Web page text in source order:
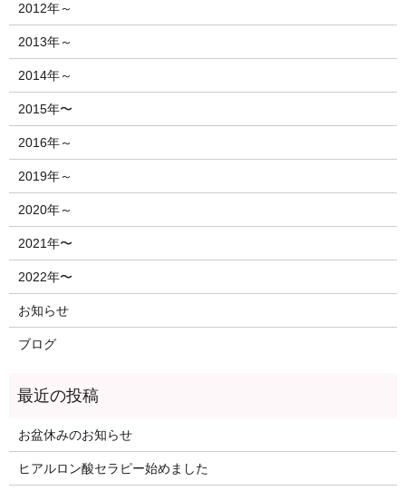
2012年～
2013年～
2014年～
2015年〜
2016年～
2019年～
2020年～
2021年〜
2022年〜
お知らせ
ブログ
お盆休みのお知らせ
ヒアルロン酸セラピー始めました